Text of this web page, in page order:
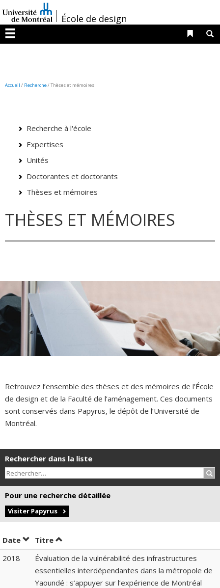
au
contenu
/École de design
Menu
Liens
Accueil / Recherche/Thèses et mémoires
Recherche à l'école
Expertises
Unités
Doctorantes et doctorants
Thèses et mémoires
THÈSES ET MÉMOIRES
Retrouvez l’ensemble des thèses et des mémoires de l’École
de design et de la Faculté de l’aménagement. Ces documents
sont conservés dans Papyrus, le dépôt de l’Université de
Montréal.
Rechercher dans la liste
Pour une recherche détaillée
Visiter Papyrus
Date Trier par date en ordre décroissant
Titre Trier par titre en ordre décroissant
2018
Évaluation de la vulnérabilité des infrastructures
essentielles interdépendantes dans la métropole de
Yaoundé : s’appuyer sur l’expérience de Montréal